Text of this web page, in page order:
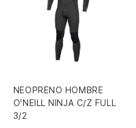
NEOPRENO HOMBRE
O'NEILL NINJA C/Z FULL
3/2